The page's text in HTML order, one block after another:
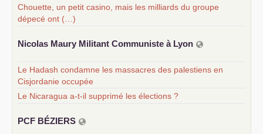
Chouette, un petit casino, mais les milliards du groupe
dépecé ont (…)
Nicolas Maury Militant Communiste à Lyon
Le Hadash condamne les massacres des palestiens en
Cisjordanie occupée
Le Nicaragua a-t-il supprimé les élections ?
PCF BÉZIERS